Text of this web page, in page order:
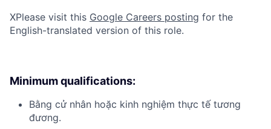
XPlease visit this Google Careers posting for the
English-translated version of this role.
Minimum qualifications:
Bằng cử nhân hoặc kinh nghiệm thực tế tương
đương.